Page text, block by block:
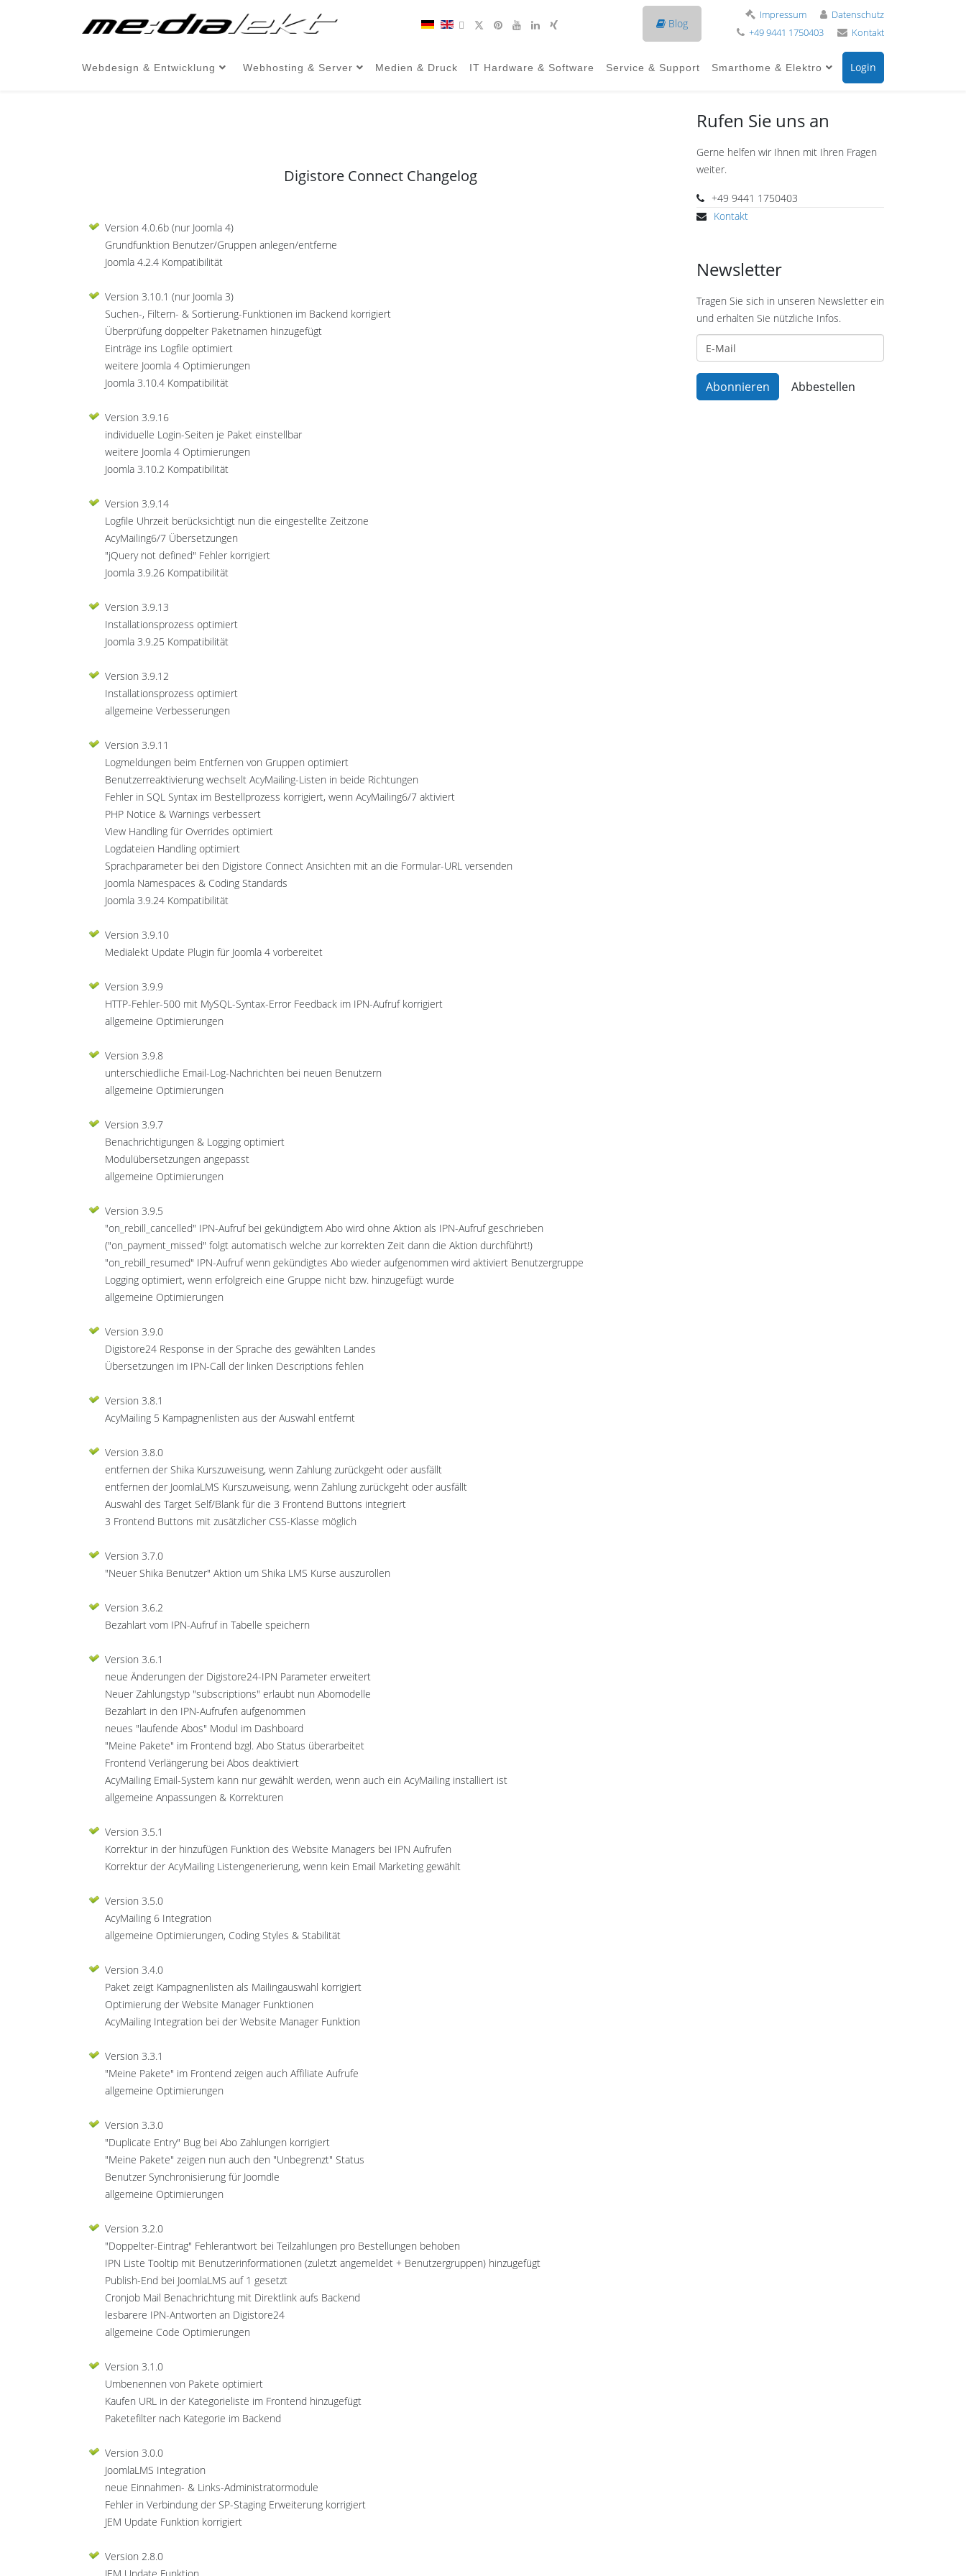
Blog
Impressum
Datenschutz
+49 9441 1750403
Kontakt
Webdesign & Entwicklung Webhosting & Server Medien & Druck IT Hardware & Software Service & Support Smarthome & Elektro Login
Digistore Connect Changelog
Version 4.0.6b (nur Joomla 4)
Grundfunktion Benutzer/Gruppen anlegen/entferne
Joomla 4.2.4 Kompatibilität
Version 3.10.1 (nur Joomla 3)
Suchen-, Filtern- & Sortierung-Funktionen im Backend korrigiert
Überprüfung doppelter Paketnamen hinzugefügt
Einträge ins Logfile optimiert
weitere Joomla 4 Optimierungen
Joomla 3.10.4 Kompatibilität
Version 3.9.16
individuelle Login-Seiten je Paket einstellbar
weitere Joomla 4 Optimierungen
Joomla 3.10.2 Kompatibilität
Version 3.9.14
Logfile Uhrzeit berücksichtigt nun die eingestellte Zeitzone
AcyMailing6/7 Übersetzungen
"jQuery not defined" Fehler korrigiert
Joomla 3.9.26 Kompatibilität
Version 3.9.13
Installationsprozess optimiert
Joomla 3.9.25 Kompatibilität
Version 3.9.12
Installationsprozess optimiert
allgemeine Verbesserungen
Version 3.9.11
Logmeldungen beim Entfernen von Gruppen optimiert
Benutzerreaktivierung wechselt AcyMailing-Listen in beide Richtungen
Fehler in SQL Syntax im Bestellprozess korrigiert, wenn AcyMailing6/7 aktiviert
PHP Notice & Warnings verbessert
View Handling für Overrides optimiert
Logdateien Handling optimiert
Sprachparameter bei den Digistore Connect Ansichten mit an die Formular-URL versenden
Joomla Namespaces & Coding Standards
Joomla 3.9.24 Kompatibilität
Version 3.9.10
Medialekt Update Plugin für Joomla 4 vorbereitet
Version 3.9.9
HTTP-Fehler-500 mit MySQL-Syntax-Error Feedback im IPN-Aufruf korrigiert
allgemeine Optimierungen
Version 3.9.8
unterschiedliche Email-Log-Nachrichten bei neuen Benutzern
allgemeine Optimierungen
Version 3.9.7
Benachrichtigungen & Logging optimiert
Modulübersetzungen angepasst
allgemeine Optimierungen
Version 3.9.5
"on_rebill_cancelled" IPN-Aufruf bei gekündigtem Abo wird ohne Aktion als IPN-Aufruf geschrieben
("on_payment_missed" folgt automatisch welche zur korrekten Zeit dann die Aktion durchführt!)
"on_rebill_resumed" IPN-Aufruf wenn gekündigtes Abo wieder aufgenommen wird aktiviert Benutzergruppe
Logging optimiert, wenn erfolgreich eine Gruppe nicht bzw. hinzugefügt wurde
allgemeine Optimierungen
Version 3.9.0
Digistore24 Response in der Sprache des gewählten Landes
Übersetzungen im IPN-Call der linken Descriptions fehlen
Version 3.8.1
AcyMailing 5 Kampagnenlisten aus der Auswahl entfernt
Version 3.8.0
entfernen der Shika Kurszuweisung, wenn Zahlung zurückgeht oder ausfällt
entfernen der JoomlaLMS Kurszuweisung, wenn Zahlung zurückgeht oder ausfällt
Auswahl des Target Self/Blank für die 3 Frontend Buttons integriert
3 Frontend Buttons mit zusätzlicher CSS-Klasse möglich
Version 3.7.0
"Neuer Shika Benutzer" Aktion um Shika LMS Kurse auszurollen
Version 3.6.2
Bezahlart vom IPN-Aufruf in Tabelle speichern
Version 3.6.1
neue Änderungen der Digistore24-IPN Parameter erweitert
Neuer Zahlungstyp "subscriptions" erlaubt nun Abomodelle
Bezahlart in den IPN-Aufrufen aufgenommen
neues "laufende Abos" Modul im Dashboard
"Meine Pakete" im Frontend bzgl. Abo Status überarbeitet
Frontend Verlängerung bei Abos deaktiviert
AcyMailing Email-System kann nur gewählt werden, wenn auch ein AcyMailing installiert ist
allgemeine Anpassungen & Korrekturen
Version 3.5.1
Korrektur in der hinzufügen Funktion des Website Managers bei IPN Aufrufen
Korrektur der AcyMailing Listengenerierung, wenn kein Email Marketing gewählt
Version 3.5.0
AcyMailing 6 Integration
allgemeine Optimierungen, Coding Styles & Stabilität
Version 3.4.0
Paket zeigt Kampagnenlisten als Mailingauswahl korrigiert
Optimierung der Website Manager Funktionen
AcyMailing Integration bei der Website Manager Funktion
Version 3.3.1
"Meine Pakete" im Frontend zeigen auch Affiliate Aufrufe
allgemeine Optimierungen
Version 3.3.0
"Duplicate Entry" Bug bei Abo Zahlungen korrigiert
"Meine Pakete" zeigen nun auch den "Unbegrenzt" Status
Benutzer Synchronisierung für Joomdle
allgemeine Optimierungen
Version 3.2.0
"Doppelter-Eintrag" Fehlerantwort bei Teilzahlungen pro Bestellungen behoben
IPN Liste Tooltip mit Benutzerinformationen (zuletzt angemeldet + Benutzergruppen) hinzugefügt
Publish-End bei JoomlaLMS auf 1 gesetzt
Cronjob Mail Benachrichtung mit Direktlink aufs Backend
lesbarere IPN-Antworten an Digistore24
allgemeine Code Optimierungen
Version 3.1.0
Umbenennen von Pakete optimiert
Kaufen URL in der Kategorieliste im Frontend hinzugefügt
Paketefilter nach Kategorie im Backend
Version 3.0.0
JoomlaLMS Integration
neue Einnahmen- & Links-Administratormodule
Fehler in Verbindung der SP-Staging Erweiterung korrigiert
JEM Update Funktion korrigiert
Version 2.8.0
Rufen Sie uns an
Gerne helfen wir Ihnen mit Ihren Fragen
weiter.
+49 9441 1750403
Kontakt
Newsletter
Tragen Sie sich in unseren Newsletter ein
und erhalten Sie nützliche Infos.